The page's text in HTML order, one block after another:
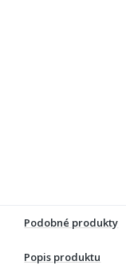
Podobné produkty
Popis produktu